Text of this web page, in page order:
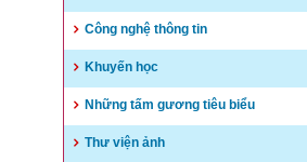
Công nghệ thông tin
Khuyến học
Những tấm gương tiêu biểu
Thư viện ảnh